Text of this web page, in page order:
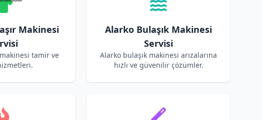
Makinesi
tamir ve
Alarko Bulaşık Makinesi
Servisi
Alarko bulaşık makinesi arızalarına
hızlı ve güvenilir çözümler.